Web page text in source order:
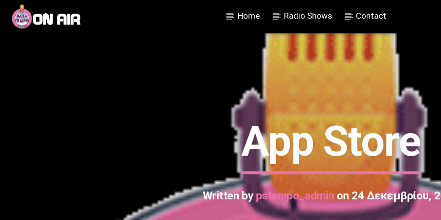
Home Radio Shows Contact
App Store
Written by pstempo_adminon 24 Δεκεμβρίου,